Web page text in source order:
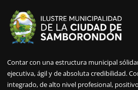
Contar con una estructura municipal
ejecutiva, ágil y de absoluta credibilidad.
integrado, de alto nivel profesional,